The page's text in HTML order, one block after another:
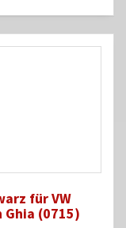
für VW
(0715)